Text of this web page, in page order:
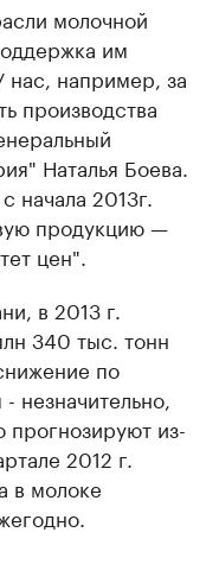
молочной
им
например, за
производства
Наталья Боева.
2013г.
продукцию —
цен".
в 2013 г.
340 тыс. тонн
по
прогнозируют из-
2012 г.
в молоке